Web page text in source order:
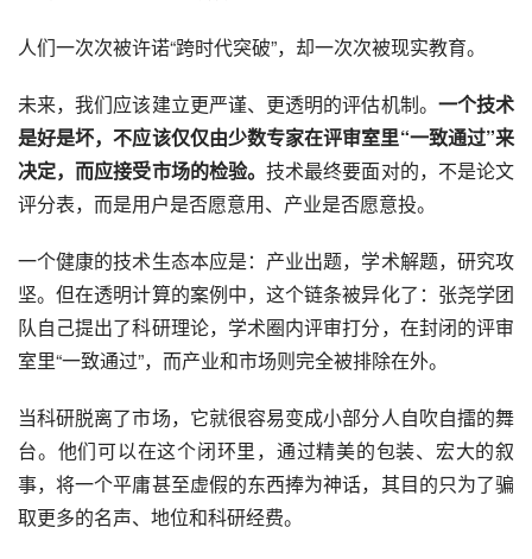
人们一次次被许诺“跨时代突破”，却一次次被现实教育。
未来，我们应该建立更严谨、更透明的评估机制。 一个技术
是好是坏，不应该仅仅由少数专家在评审室里“一致通过”来
决定，而应接受市场的检验。技术最终要面对的，不是论文
评分表，而是用户是否愿意用、产业是否愿意投。
一个健康的技术生态本应是：产业出题，学术解题，研究攻
坚。但在透明计算的案例中，这个链条被异化了：张尧学团
队自己提出了科研理论，学术圈内评审打分，在封闭的评审
室里“一致通过”，而产业和市场则完全被排除在外。
当科研脱离了市场，它就很容易变成小部分人自吹自擂的舞
台。他们可以在这个闭环里，通过精美的包装、宏大的叙
事，将一个平庸甚至虚假的东西捧为神话，其目的只为了骗
取更多的名声、地位和科研经费。